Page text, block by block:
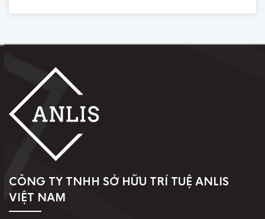
CÔNG TY TNHH SỞ HỮU TRÍ TUỆ ANLIS
VIỆT NAM